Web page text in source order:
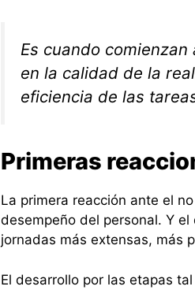
Es cuando
en la calidad de la
eficiencia de las
Primeras
La primera reacción ante el
desempeño del personal. Y
jornadas más extensas, más
El desarrollo por las etapas